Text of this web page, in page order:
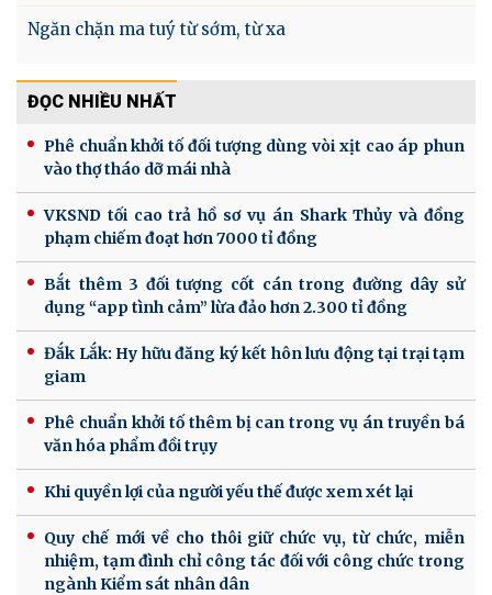
Ngăn chặn ma tuý từ sớm, từ xa
ĐỌC NHIỀU NHẤT
Phê chuẩn khởi tố đối tượng dùng vòi xịt cao áp phun
vào thợ tháo dỡ mái nhà
VKSND tối cao trả hồ sơ vụ án Shark Thủy và đồng
phạm chiếm đoạt hơn 7000 tỉ đồng
Bắt thêm 3 đối tượng cốt cán trong đường dây sử
dụng “app tình cảm” lừa đảo hơn 2.300 tỉ đồng
Đắk Lắk: Hy hữu đăng ký kết hôn lưu động tại trại tạm
giam
Phê chuẩn khởi tố thêm bị can trong vụ án truyền bá
văn hóa phẩm đồi trụy
Khi quyền lợi của người yếu thế được xem xét lại
Quy chế mới về cho thôi giữ chức vụ, từ chức, miễn
nhiệm, tạm đình chỉ công tác đối với công chức trong
ngành Kiểm sát nhân dân